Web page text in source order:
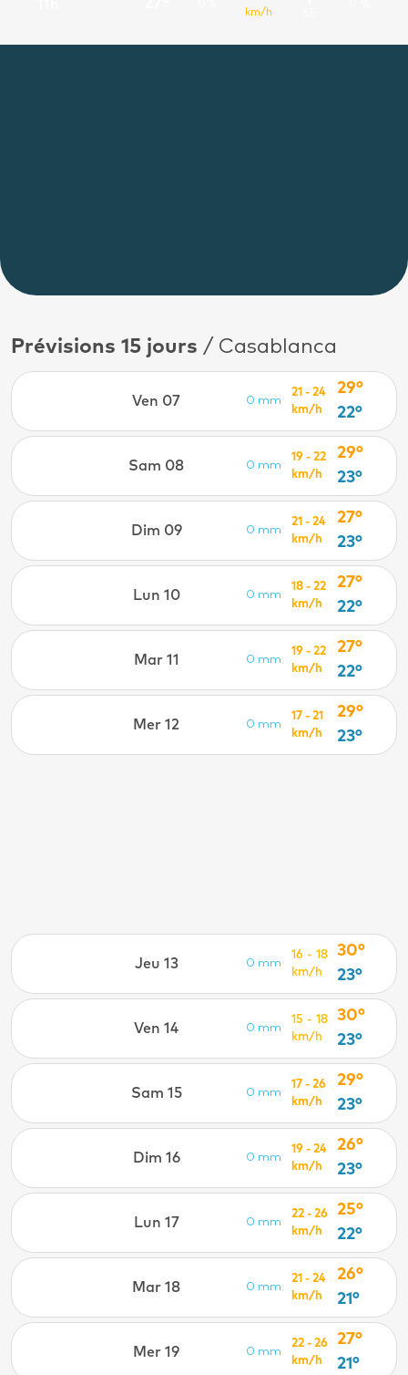
km/h
Prévisions 15 jours / Casablanca
Ven 07 0 mm
21 - 24
km/h
29°
22°
Sam 08 0 mm
19 - 22
km/h
29°
23°
Dim 09 0 mm
21 - 24
km/h
27°
23°
Lun 10 0 mm
18 - 22
km/h
27°
22°
Mar 11 0 mm
19 - 22
km/h
27°
22°
Mer 12 0 mm
17 - 21
km/h
29°
23°
Jeu 13 0 mm
16 - 18
km/h
30°
23°
Ven 14 0 mm
15 - 18
km/h
30°
23°
Sam 15 0 mm
17 - 26
km/h
29°
23°
Dim 16 0 mm
19 - 24
km/h
26°
23°
Lun 17 0 mm
22 - 26
km/h
25°
22°
Mar 18 0 mm
21 - 24
km/h
26°
21°
Mer 19 0 mm
22 - 26
km/h
27°
21°